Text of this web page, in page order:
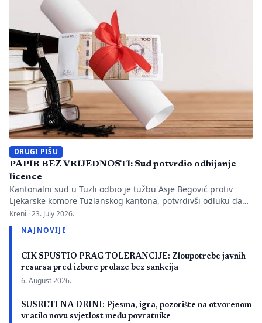
DRUGI PIŠU
PAPIR BEZ VRIJEDNOSTI: Sud potvrdio odbijanje
licence
Kantonalni sud u Tuzli odbio je tužbu Asje Begović protiv
Ljekarske komore Tuzlanskog kantona, potvrdivši odluku da
joj se ne izda, odnosno ne obnovi licenca za samostalan rad
zbog neispunjavanja propisanih uslova. Presuda bi mogla
imati značaj i za druge postupke koje bivši studenti spornih
Hercegovini. […]
Kreni ·23. July 2026.
NAJNOVIJE
CIK SPUSTIO PRAG TOLERANCIJE: Zloupotrebe javnih
resursa pred izbore prolaze bez sankcija
6. August 2026.
SUSRETI NA DRINI: Pjesma, igra, pozorište na otvorenom
vratilo novu svjetlost među povratnike